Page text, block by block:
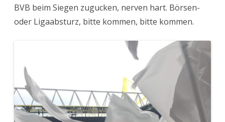
BVB beim Siegen zugucken, nerven hart. Börsen-
oder Ligaabsturz, bitte kommen, bitte kommen.